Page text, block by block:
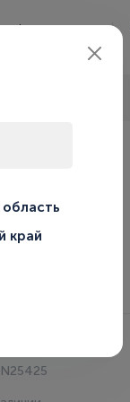
Франчайзинг
край